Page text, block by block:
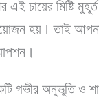
চায়ের মিষ্টি
হয়। তাই
গভীর অনুভূতি ও